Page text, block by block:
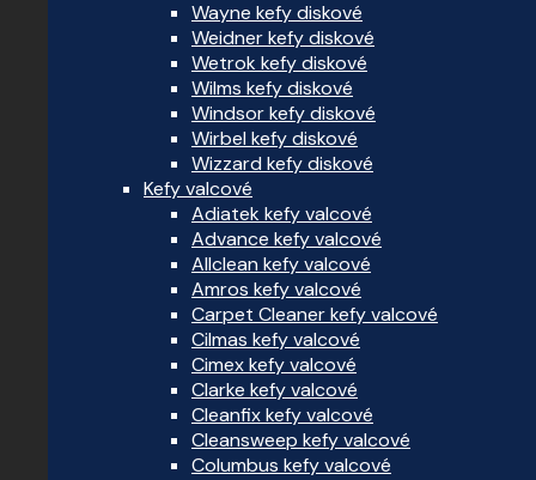
Wayne kefy diskové
Weidner kefy diskové
Wetrok kefy diskové
Wilms kefy diskové
Windsor kefy diskové
Wirbel kefy diskové
Wizzard kefy diskové
Kefy valcové
Adiatek kefy valcové
Advance kefy valcové
Allclean kefy valcové
Amros kefy valcové
Carpet Cleaner kefy valcové
Cilmas kefy valcové
Cimex kefy valcové
Clarke kefy valcové
Cleanfix kefy valcové
Cleansweep kefy valcové
Columbus kefy valcové